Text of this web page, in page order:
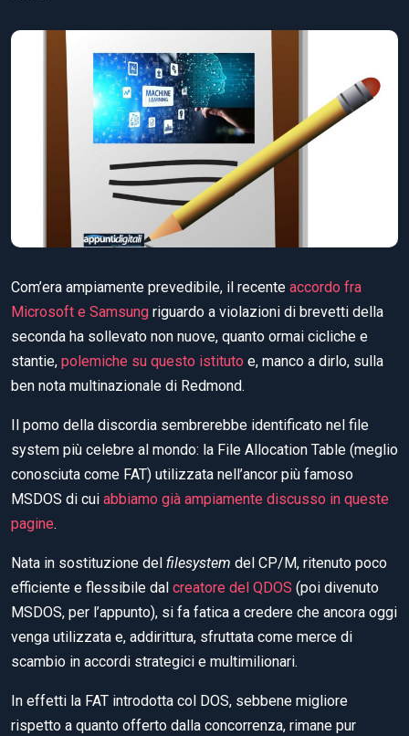
Com’era ampiamente prevedibile, il recente accordo fra
Microsoft e Samsung riguardo a violazioni di brevetti della
seconda ha sollevato non nuove, quanto ormai cicliche e
stantie, polemiche su questo istituto e, manco a dirlo, sulla
ben nota multinazionale di Redmond.
Il pomo della discordia sembrerebbe identificato nel file
system più celebre al mondo: la File Allocation Table (meglio
conosciuta come FAT) utilizzata nell’ancor più famoso
MSDOS di cui abbiamo già ampiamente discusso in queste
pagine.
Nata in sostituzione del filesystem del CP/M, ritenuto poco
efficiente e flessibile dal creatore del QDOS (poi divenuto
MSDOS, per l’appunto), si fa fatica a credere che ancora oggi
venga utilizzata e, addirittura, sfruttata come merce di
scambio in accordi strategici e multimilionari.
In effetti la FAT introdotta col DOS, sebbene migliore
rispetto a quanto offerto dalla concorrenza, rimane pur